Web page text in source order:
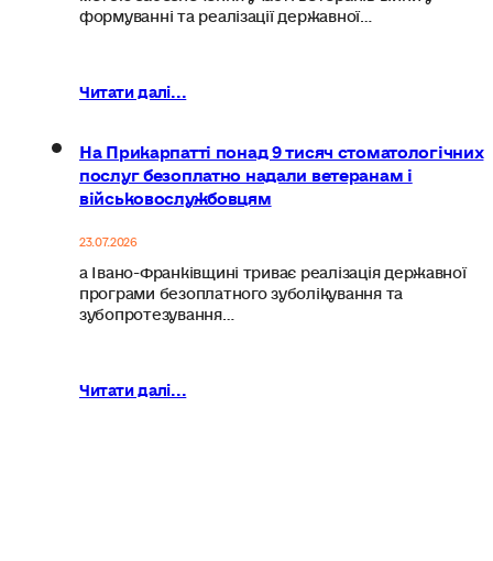
формуванні та реалізації державної…
Читати далі...
На Прикарпатті понад 9 тисяч стоматологічних
послуг безоплатно надали ветеранам і
військовослужбовцям
23.07.2026
а Івано-Франківщині триває реалізація державної
програми безоплатного зуболікування та
зубопротезування…
Читати далі...